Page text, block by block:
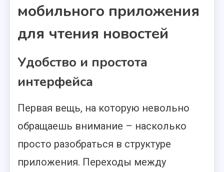
мобильного приложения
для чтения новостей
Удобство и простота
интерфейса
Первая вещь, на которую невольно
обращаешь внимание – насколько
просто разобраться в структуре
приложения. Переходы между